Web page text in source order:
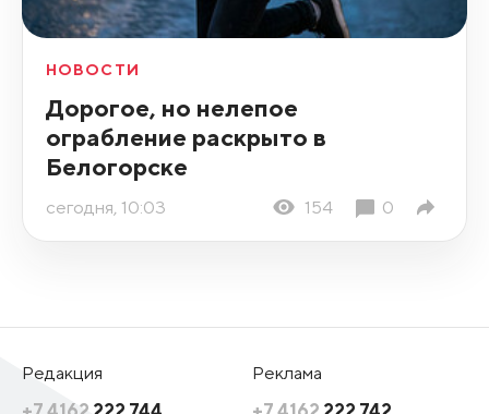
НОВОСТИ
Дорогое, но нелепое
ограбление раскрыто в
Белогорске
сегодня, 10:03 154 0
Редакция
Реклама